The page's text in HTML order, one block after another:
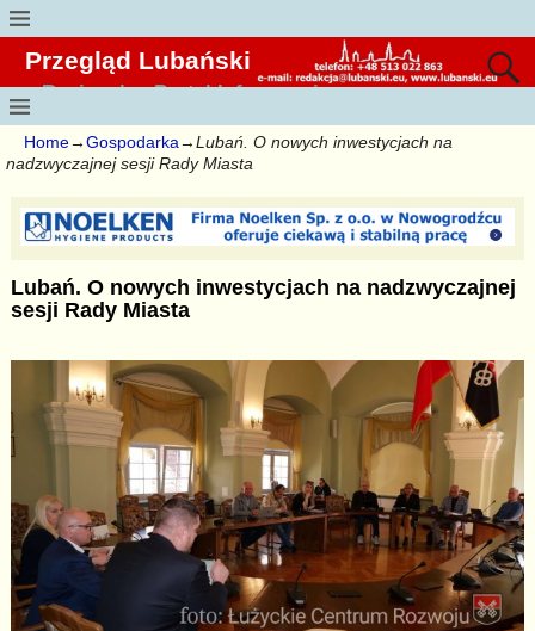
Przegląd Lubański
Regionalny Portal Informacyjny
Home→Gospodarka→Lubań. O nowych inwestycjach na
nadzwyczajnej sesji Rady Miasta
Lubań. O nowych inwestycjach na nadzwyczajnej
sesji Rady Miasta